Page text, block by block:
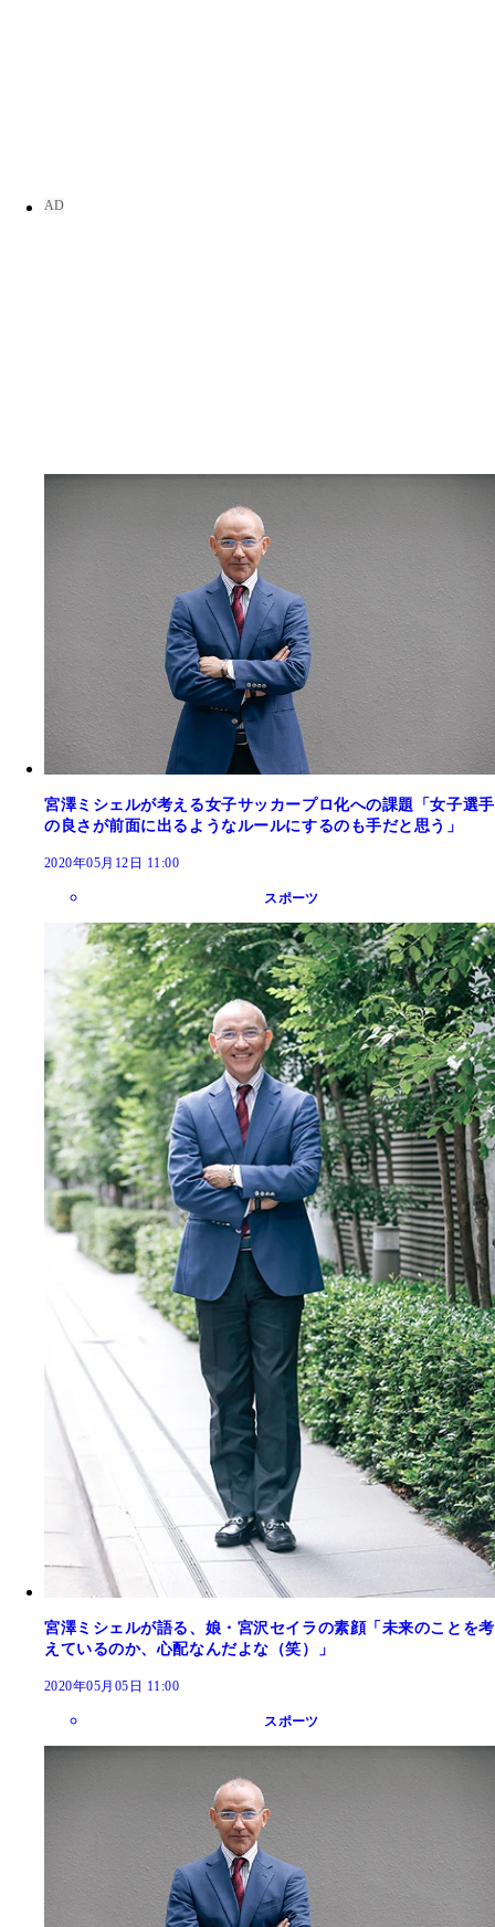
宮澤ミシェルが考える女子サッカープロ化への課題「女子選手
の良さが前面に出るようなルールにするのも手だと思う」
2020年05月12日 11:00
スポーツ
宮澤ミシェルが語る、娘・宮沢セイラの素顔「未来のことを考
えているのか、心配なんだよな（笑）」
2020年05月05日 11:00
スポーツ